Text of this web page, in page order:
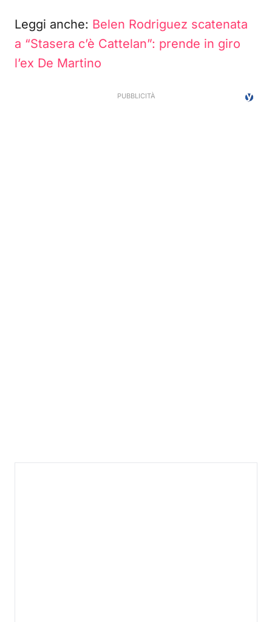
Leggi anche: Belen Rodriguez scatenata
a “Stasera c’è Cattelan”: prende in giro
l’ex De Martino